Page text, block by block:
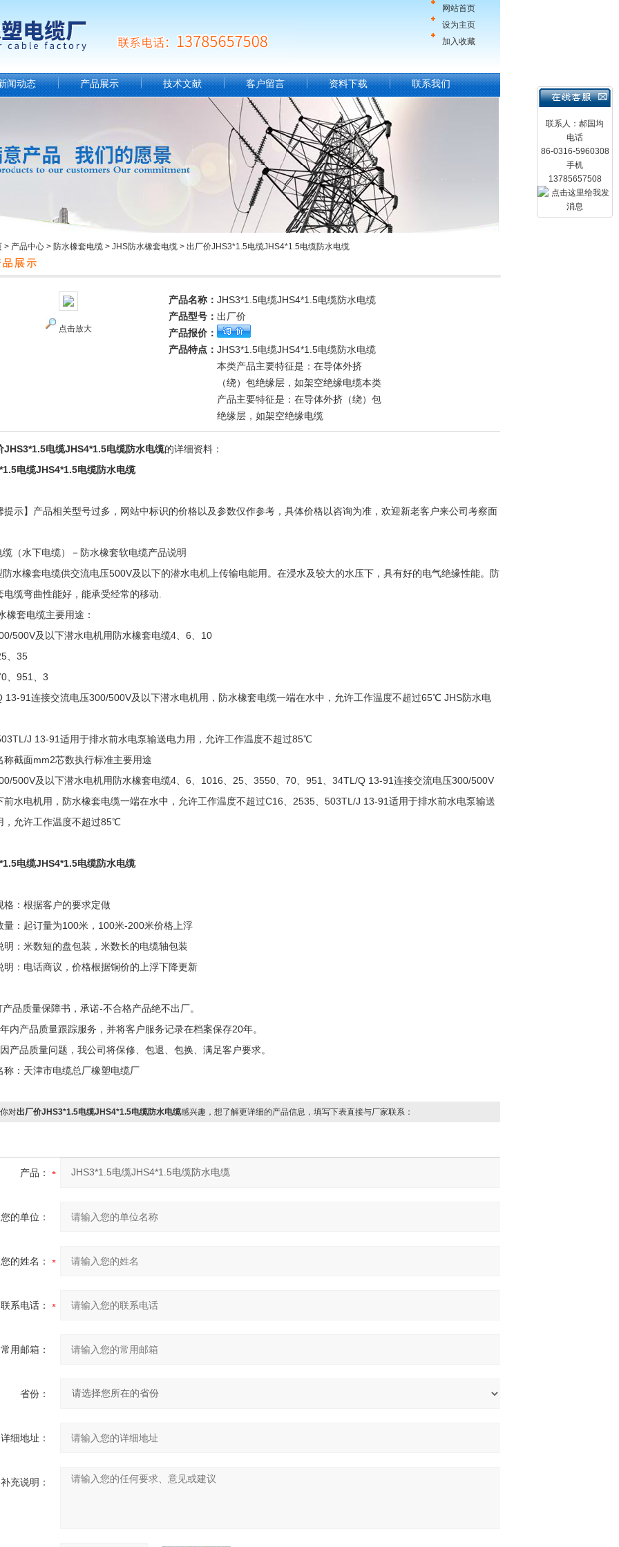
网站首页
设为主页
加入收藏
联系人：郝国均
电话
86-0316-5960308
手机
13785657508
闻动态 产品展示 技术文献 客户留言 资料下载 联系我们
> 产品中心 > 防水橡套电缆 > JHS防水橡套电缆 > 出厂价JHS3*1.5电缆JHS4*1.5电缆防水电缆
点击放大
产品名称： JHS3*1.5电缆JHS4*1.5电缆防水电缆
产品型号： 出厂价
产品报价：
产品特点： JHS3*1.5电缆JHS4*1.5电缆防水电缆
本类产品主要特征是：在导体外挤
（绕）包绝缘层，如架空绝缘电缆本类
产品主要特征是：在导体外挤（绕）包
绝缘层，如架空绝缘电缆
JHS3*1.5电缆JHS4*1.5电缆防水电缆的详细资料：
电缆JHS4*1.5电缆防水电缆
提示】产品相关型号过多，网站中标识的价格以及参数仅作参考，具体价格以咨询为准，欢迎新老客户来公司考察面
缆（水下电缆）－防水橡套软电缆产品说明
防水橡套电缆供交流电压500V及以下的潜水电机上传输电能用。在浸水及较大的水压下，具有好的电气绝缘性能。防
电缆弯曲性能好，能承受经常的移动.
橡套电缆主要用途：
500V及以下潜水电机用防水橡套电缆4、6、10
、35
、951、3
13-91连接交流电压300/500V及以下潜水电机用，防水橡套电缆一端在水中，允许工作温度不超过65℃ JHS防水电
J 13-91适用于排水前水电泵输送电力用，允许工作温度不超过85℃
称截面mm2芯数执行标准主要用途
500V及以下潜水电机用防水橡套电缆4、6、1016、25、3550、70、951、34TL/Q 13-91连接交流电压300/500V
前水电机用，防水橡套电缆一端在水中，允许工作温度不超过C16、2535、503TL/J 13-91适用于排水前水电泵输送
，允许工作温度不超过85℃
电缆JHS4*1.5电缆防水电缆
格：根据客户的要求定做
量：起订量为100米，100米-200米价格上浮
明：米数短的盘包装，米数长的电缆轴包装
明：电话商议，价格根据铜价的上浮下降更新
品质量保障书，承诺-不合格产品绝不出厂。
内产品质量跟踪服务，并将客户服务记录在档案保存20年。
产品质量问题，我公司将保修、包退、包换、满足客户要求。
称：天津市电缆总厂橡塑电缆厂
对出厂价JHS3*1.5电缆JHS4*1.5电缆防水电缆感兴趣，想了解更详细的产品信息，填写下表直接与厂家联系：
产品：
您的单位：
您的姓名：
联系电话：
常用邮箱：
省份：
详细地址：
补充说明：